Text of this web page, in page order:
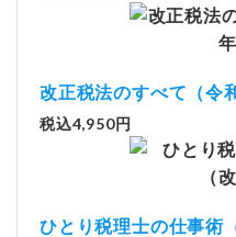
改正税法のすべて（令
税込4,950円
ひとり税理士の仕事術